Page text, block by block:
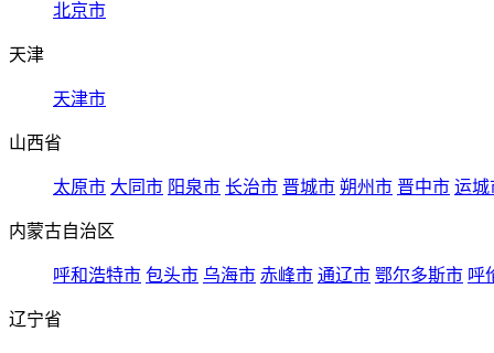
北京市
天津
天津市
山西省
太原市 大同市 阳泉市 长治市 晋城市 朔州市 晋中市 运城
内蒙古自治区
呼和浩特市 包头市 乌海市 赤峰市 通辽市 鄂尔多斯市 呼
辽宁省